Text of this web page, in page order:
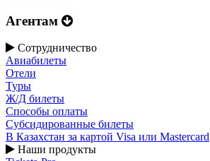
Агентам
Сотрудничество
Авиабилеты
Отели
Туры
Ж/Д билеты
Способы оплаты
Субсидированные билеты
В Казахстан за картой Visa или Masterсard
Наши продукты